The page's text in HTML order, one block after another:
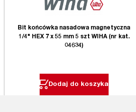
Bit końcówka nasadowa magnetyczna
1/4" HEX 7 x 55 mm 5 szt WIHA (nr kat.
04634)
Dodaj do koszyka